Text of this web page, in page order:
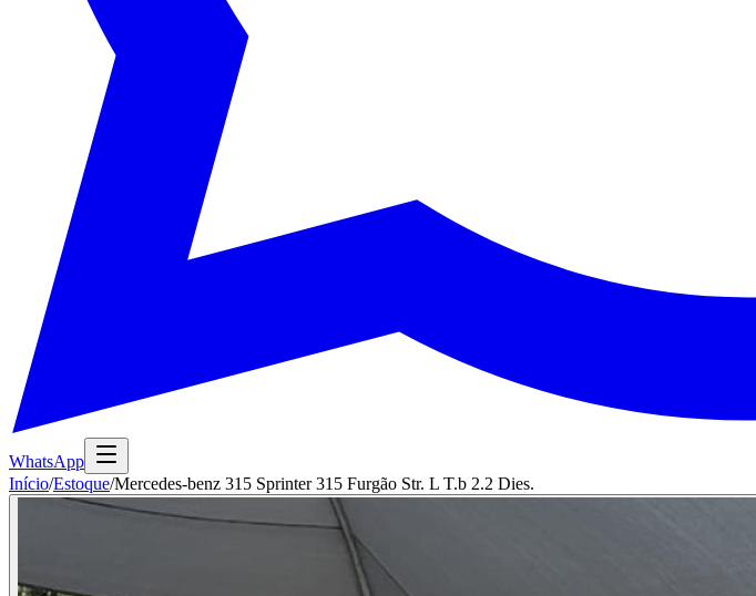
WhatsApp
Início/Estoque/Mercedes-benz 315 Sprinter 315 Furgão Str. L T.b 2.2 Dies.